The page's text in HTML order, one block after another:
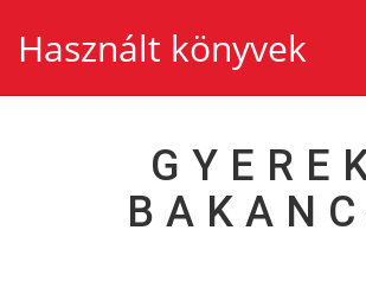
Használt könyvek